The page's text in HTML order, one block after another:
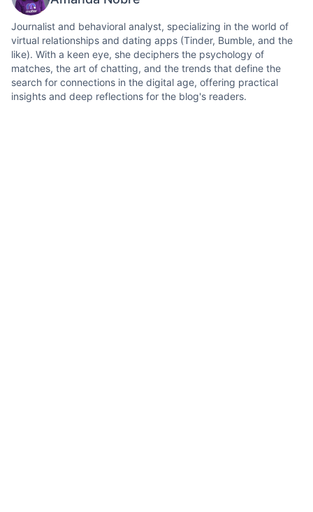
Journalist and behavioral analyst, specializing in the world of
virtual relationships and dating apps (Tinder, Bumble, and the
like). With a keen eye, she deciphers the psychology of
matches, the art of chatting, and the trends that define the
search for connections in the digital age, offering practical
insights and deep reflections for the blog's readers.